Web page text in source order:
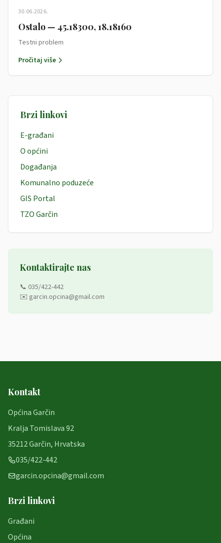
30.06.2026.
Ostalo — 45.18300, 18.18160
Testni problem
Pročitaj više
Brzi linkovi
E-građani
O općini
Događanja
Komunalno poduzeće
GIS Portal
TZO Garčin
Kontaktirajte nas
📞 035/422-442
✉️ garcin.opcina@gmail.com
Kontakt
Općina Garčin
Kralja Tomislava 92
35212 Garčin, Hrvatska
035/422-442
garcin.opcina@gmail.com
Brzi linkovi
Građani
Općina